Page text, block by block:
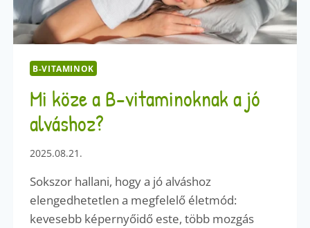
B-VITAMINOK
Mi köze a B-vitaminoknak a jó
alváshoz?
2025.08.21.
Sokszor hallani, hogy a jó alváshoz
elengedhetetlen a megfelelő életmód:
kevesebb képernyőidő este, több mozgás